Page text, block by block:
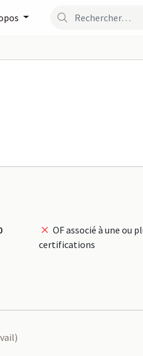
sur
OF associé à une ou
certifications